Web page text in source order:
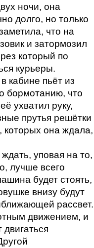
ночи, она
долго, но только
что на
и затормозил
который по
курьеры.
кабине пьёт из
бормотанию, что
ухватил руку,
прутья решётки
которых она ждала,
уповая на то,
лучше всего
будет стоять,
внизу будут
рассвет.
движением, и